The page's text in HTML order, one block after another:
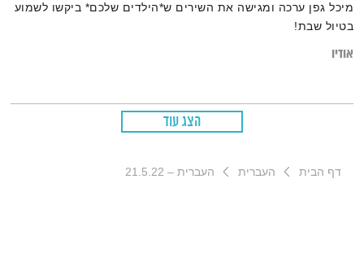
מיכל גפן ערכה ומגישה את השירים ש*הילדים שלכם* ביקשו לשמוע
בטיול שבת!
אודיו
הצג עוד
דף הבית העברית העברית – 21.5.22